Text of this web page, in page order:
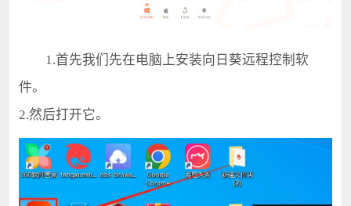
1.首先我们先在电脑上安装向日葵远程控制软
件。
2.然后打开它。